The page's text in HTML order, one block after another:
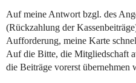
Auf meine Antwort bzgl. des
(Rückzahlung der
Aufforderung, meine Karte
Auf die Bitte, die Mitgliedschaft
die Beiträge vorerst übernehmen